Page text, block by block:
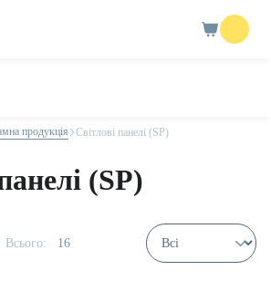
продукція Світлові панелі (SP)
(SP)
Всього: 16